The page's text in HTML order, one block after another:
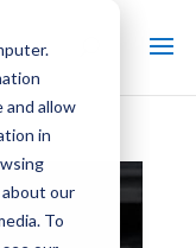
allow
in
our
To